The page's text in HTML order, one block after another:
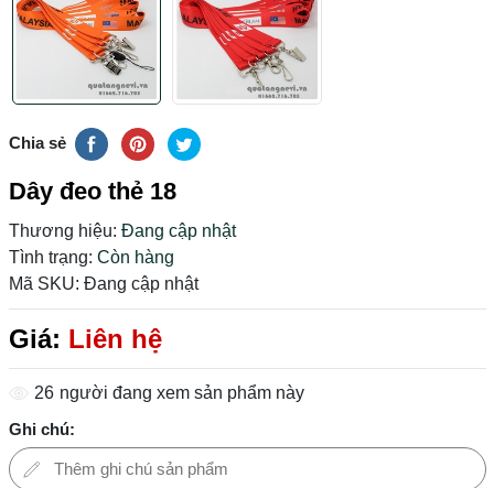
Chia sẻ
Dây đeo thẻ 18
Thương hiệu: Đang cập nhật
Tình trạng: Còn hàng
Mã SKU: Đang cập nhật
Giá: Liên hệ
26 người đang xem sản phẩm này
Ghi chú: